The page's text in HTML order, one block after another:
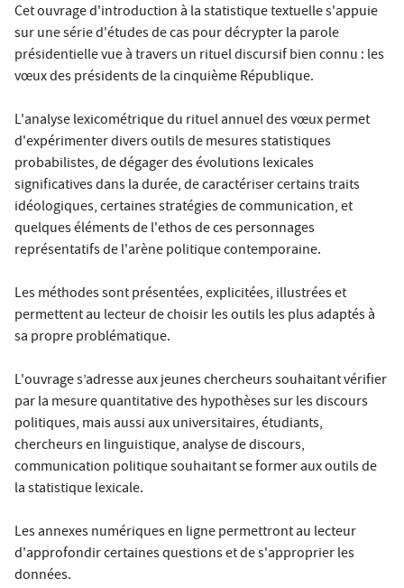
Cet ouvrage d'introduction à la statistique textuelle s'appuie
sur une série d'études de cas pour décrypter la parole
présidentielle vue à travers un rituel discursif bien connu : les
vœux des présidents de la cinquième République.
L'analyse lexicométrique du rituel annuel des vœux permet
d'expérimenter divers outils de mesures statistiques
probabilistes, de dégager des évolutions lexicales
significatives dans la durée, de caractériser certains traits
idéologiques, certaines stratégies de communication, et
quelques éléments de l'ethos de ces personnages
représentatifs de l'arène politique contemporaine.
Les méthodes sont présentées, explicitées, illustrées et
permettent au lecteur de choisir les outils les plus adaptés à
sa propre problématique.
L'ouvrage s’adresse aux jeunes chercheurs souhaitant vérifier
par la mesure quantitative des hypothèses sur les discours
politiques, mais aussi aux universitaires, étudiants,
chercheurs en linguistique, analyse de discours,
communication politique souhaitant se former aux outils de
la statistique lexicale.
Les annexes numériques en ligne permettront au lecteur
d'approfondir certaines questions et de s'approprier les
données.